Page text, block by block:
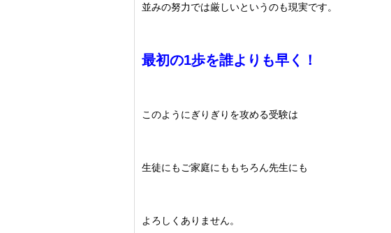
並みの努力では厳しいというのも現実です。
最初の1歩を誰よりも早く！
このようにぎりぎりを攻める受験は
生徒にもご家庭にももちろん先生にも
よろしくありません。